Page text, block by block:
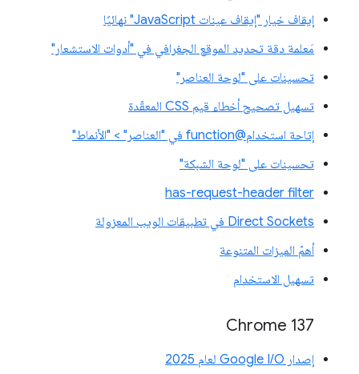
إيقاف خيار "إيقاف عينات JavaScript" نهائيًا
مَعلمة دقة تحديد الموقع الجغرافي في "أدوات الاستشعار"
تحسينات على "لوحة العناصر"
تسهيل تصحيح أخطاء قيم CSS المعقّدة
إتاحة استخدام@function في "العناصر" > "الأنماط"
تحسينات على "لوحة الشبكة"
has-request-header filter
Direct Sockets في تطبيقات الويب المعزولة
أهمّ الميزات المتنوعة
تسهيل الاستخدام
‫Chrome 137
إصدار Google I/O لعام 2025